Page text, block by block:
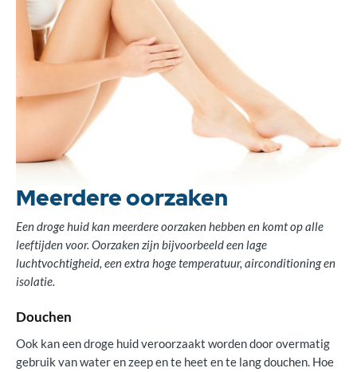
Oorzaken droge huid
Meerdere oorzaken
Een droge huid kan meerdere oorzaken hebben en komt op alle
leeftijden voor. Oorzaken zijn bijvoorbeeld een lage
luchtvochtigheid, een extra hoge temperatuur, airconditioning en
isolatie.
Douchen
Ook kan een droge huid veroorzaakt worden door overmatig
gebruik van water en zeep en te heet en te lang douchen. Hoe